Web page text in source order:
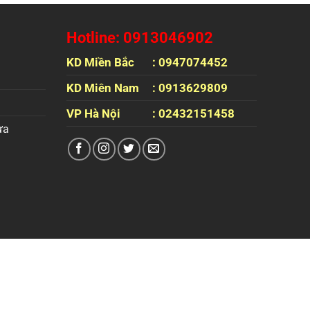
Hotline: 0913046902
KD Miền Bắc
: 0947074452
KD Miên Nam
: 0913629809
VP Hà Nội
: 02432151458